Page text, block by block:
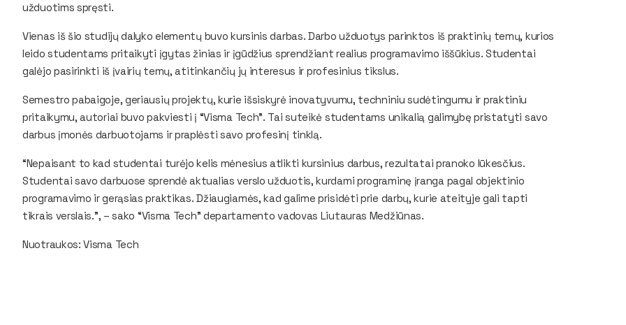
užduotims spręsti.
Vienas iš šio studijų dalyko elementų buvo kursinis darbas. Darbo užduotys parinktos iš praktinių temų, kurios
leido studentams pritaikyti įgytas žinias ir įgūdžius sprendžiant realius programavimo iššūkius. Studentai
galėjo pasirinkti iš įvairių temų, atitinkančių jų interesus ir profesinius tikslus.
Semestro pabaigoje, geriausių projektų, kurie išsiskyrė inovatyvumu, techniniu sudėtingumu ir praktiniu
pritaikymu, autoriai buvo pakviesti į “Visma Tech”. Tai suteikė studentams unikalią galimybę pristatyti savo
darbus įmonės darbuotojams ir praplėsti savo profesinį tinklą.
“Nepaisant to kad studentai turėjo kelis mėnesius atlikti kursinius darbus, rezultatai pranoko lūkesčius.
Studentai savo darbuose sprendė aktualias verslo užduotis, kurdami programinę įranga pagal objektinio
programavimo ir gerąsias praktikas. Džiaugiamės, kad galime prisidėti prie darbų, kurie ateityje gali tapti
tikrais verslais.”, – sako “Visma Tech” departamento vadovas Liutauras Medžiūnas.
Nuotraukos: Visma Tech